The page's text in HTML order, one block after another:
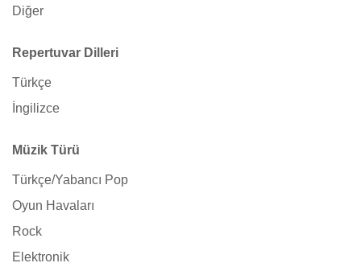
Diğer
Repertuvar Dilleri
Türkçe
İngilizce
Müzik Türü
Türkçe/Yabancı Pop
Oyun Havaları
Rock
Elektronik